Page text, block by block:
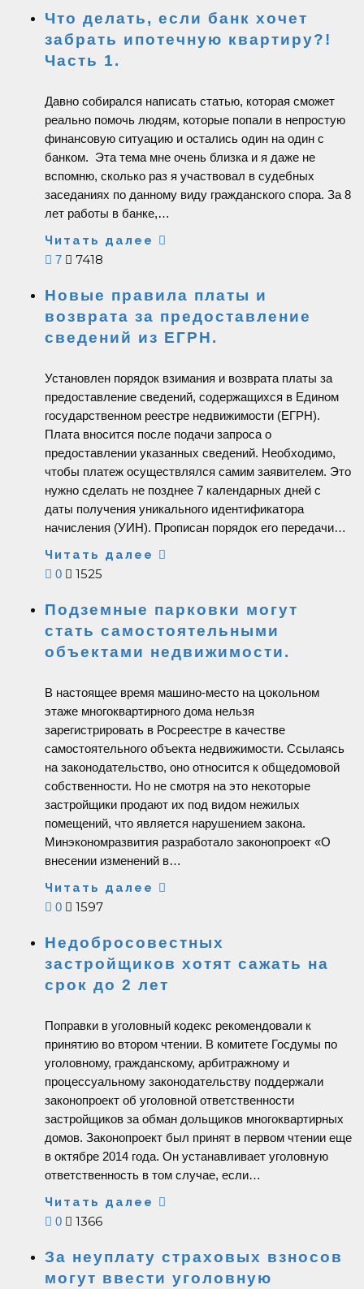
Что делать, если банк хочет
забрать ипотечную квартиру?!
Часть 1.
Давно собирался написать статью, которая сможет
реально помочь людям, которые попали в непростую
финансовую ситуацию и остались один на один с
банком. Эта тема мне очень близка и я даже не
вспомню, сколько раз я участвовал в судебных
заседаниях по данному виду гражданского спора. За 8
лет работы в банке,…
Читать далее
7 7418
Новые правила платы и
возврата за предоставление
сведений из ЕГРН.
Установлен порядок взимания и возврата платы за
предоставление сведений, содержащихся в Едином
государственном реестре недвижимости (ЕГРН).
Плата вносится после подачи запроса о
предоставлении указанных сведений. Необходимо,
чтобы платеж осуществлялся самим заявителем. Это
нужно сделать не позднее 7 календарных дней с
даты получения уникального идентификатора
начисления (УИН). Прописан порядок его передачи…
Читать далее
0 1525
Подземные парковки могут
стать самостоятельными
объектами недвижимости.
В настоящее время машино-место на цокольном
этаже многоквартирного дома нельзя
зарегистрировать в Росреестре в качестве
самостоятельного объекта недвижимости. Ссылаясь
на законодательство, оно относится к общедомовой
собственности. Но не смотря на это некоторые
застройщики продают их под видом нежилых
помещений, что является нарушением закона.
Минэкономразвития разработало законопроект «О
внесении изменений в…
Читать далее
0 1597
Недобросовестных
застройщиков хотят сажать на
срок до 2 лет
Поправки в уголовный кодекс рекомендовали к
принятию во втором чтении. В комитете Госдумы по
уголовному, гражданскому, арбитражному и
процессуальному законодательству поддержали
законопроект об уголовной ответственности
застройщиков за обман дольщиков многоквартирных
домов. Законопроект был принят в первом чтении еще
в октябре 2014 года. Он устанавливает уголовную
ответственность в том случае, если…
Читать далее
0 1366
За неуплату страховых взносов
могут ввести уголовную